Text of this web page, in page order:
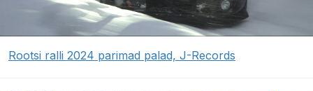
Rootsi ralli 2024 parimad palad, J-Records